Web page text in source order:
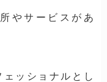
やサービスがあ
ッショナルとし